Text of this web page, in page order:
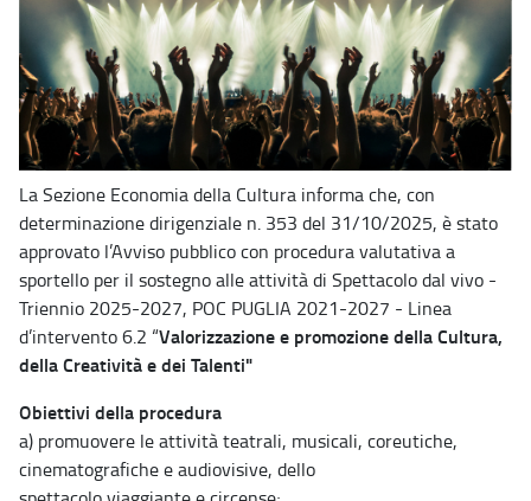
La Sezione Economia della Cultura informa che, con
determinazione dirigenziale n. 353 del 31/10/2025, è stato
approvato l’Avviso pubblico con procedura valutativa a
sportello per il sostegno alle attività di Spettacolo dal vivo -
Triennio 2025-2027, POC PUGLIA 2021-2027 - Linea
d’intervento 6.2 “Valorizzazione e promozione della Cultura,
della Creatività e dei Talenti"
Obiettivi della procedura
a) promuovere le attività teatrali, musicali, coreutiche,
cinematografiche e audiovisive, dello